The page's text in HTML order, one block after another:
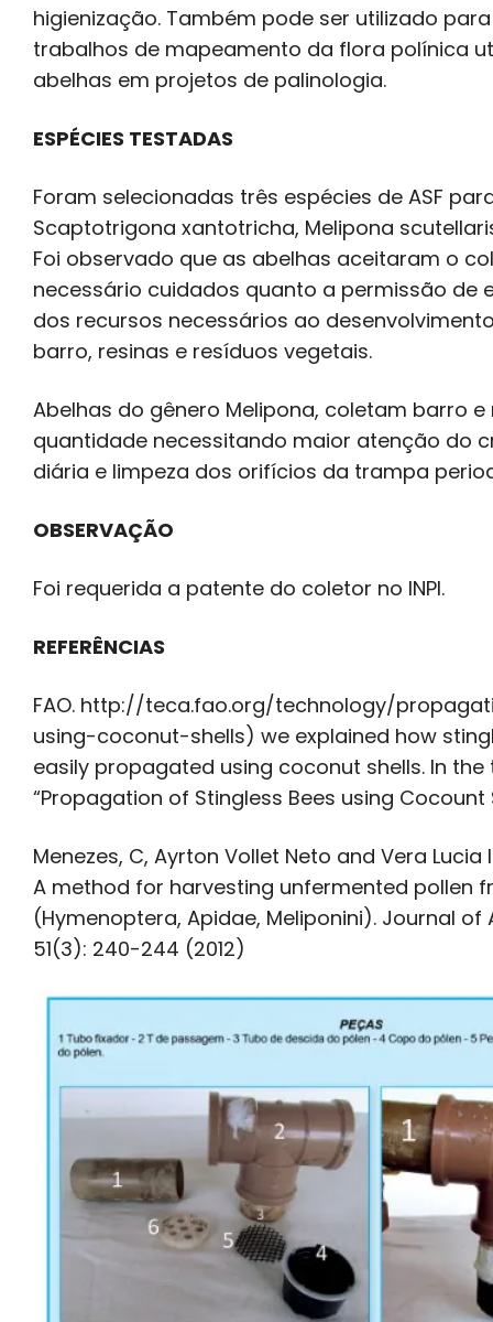
higienização. Também pode ser utilizado
trabalhos de mapeamento da flora polínica
abelhas em projetos de palinologia.
ESPÉCIES TESTADAS
Foram selecionadas três espécies de ASF
Scaptotrigona xantotricha, Melipona
Foi observado que as abelhas aceitaram o
necessário cuidados quanto a permissão de
dos recursos necessários ao
barro, resinas e resíduos vegetais.
Abelhas do gênero Melipona, coletam barro e
quantidade necessitando maior atenção do
diária e limpeza dos orifícios da trampa
OBSERVAÇÃO
Foi requerida a patente do coletor no INPI.
REFERÊNCIAS
FAO. http://teca.fao.org/technology/
using-coconut-shells) we explained how
easily propagated using coconut shells. In
“Propagation of Stingless Bees using Cocount
Menezes, C, Ayrton Vollet Neto and Vera
A method for harvesting unfermented pollen
(Hymenoptera, Apidae, Meliponini). Journal of
51(3): 240-244 (2012)